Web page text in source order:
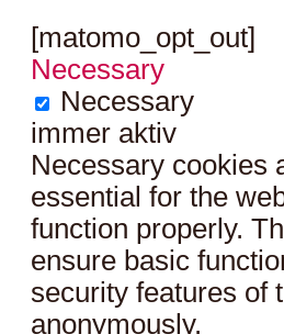
[matomo_opt_out]
Necessary
Necessary
immer aktiv
Necessary cookies
essential for the
function properly.
ensure basic
security features of
anonymously.